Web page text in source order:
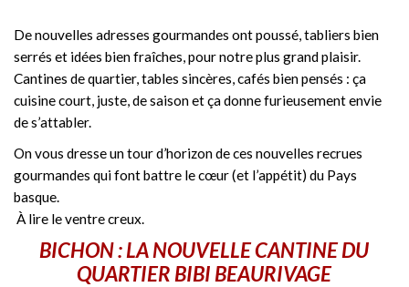
De nouvelles adresses gourmandes ont poussé, tabliers bien
serrés et idées bien fraîches, pour notre plus grand plaisir.
Cantines de quartier, tables sincères, cafés bien pensés : ça
cuisine court, juste, de saison et ça donne furieusement envie
de s’attabler.
On vous dresse un tour d’horizon de ces nouvelles recrues
gourmandes qui font battre le cœur (et l’appétit) du Pays
basque.
À lire le ventre creux.
BICHON : LA NOUVELLE CANTINE DU
QUARTIER BIBI BEAURIVAGE